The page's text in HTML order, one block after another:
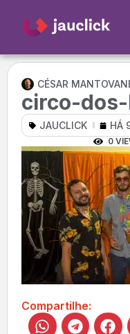
CÉSAR
circo-
JAUCLICK HÁ
0
Compartilhe: